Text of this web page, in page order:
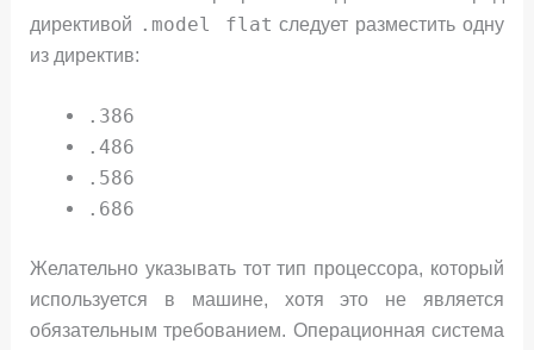
директивой
.model flat следует разместить одну
из директив:
.386
.486
.586
.686
Желательно указывать тот тип процессора, который
используется в машине, хотя это не является
обязательным требованием. Операционная система